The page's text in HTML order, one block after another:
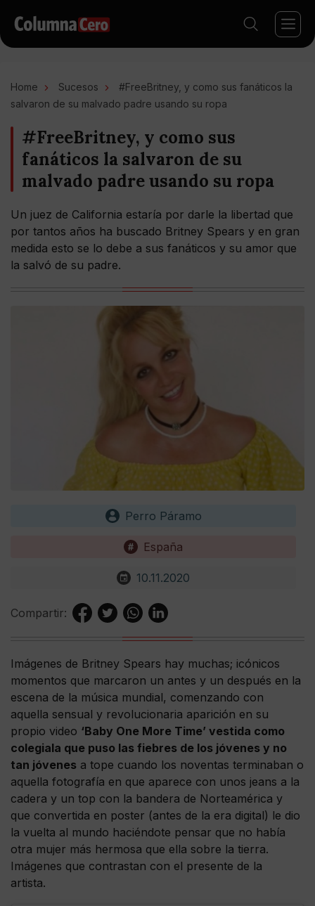
Home Sucesos
#FreeBritney, y como sus fanáticos la
salvaron de su malvado padre usando su ropa
#FreeBritney, y como sus
fanáticos la salvaron de su
malvado padre usando su ropa
Un juez de California estaría por darle la libertad que
por tantos años ha buscado Britney Spears y en gran
medida esto se lo debe a sus fanáticos y su amor que
la salvó de su padre.
Perro Páramo
España
10.11.2020
Compartir:
Imágenes de Britney Spears hay muchas; icónicos
momentos que marcaron un antes y un después en la
escena de la música mundial, comenzando con
aquella sensual y revolucionaria aparición en su
propio video ‘Baby One More Time’ vestida como
colegiala que puso las fiebres de los jóvenes y no
tan jóvenes a tope cuando los noventas terminaban o
aquella fotografía en que aparece con unos jeans a la
cadera y un top con la bandera de Norteamérica y
que convertida en poster (antes de la era digital) le dio
la vuelta al mundo haciéndote pensar que no había
otra mujer más hermosa que ella sobre la tierra.
Imágenes que contrastan con el presente de la
artista.